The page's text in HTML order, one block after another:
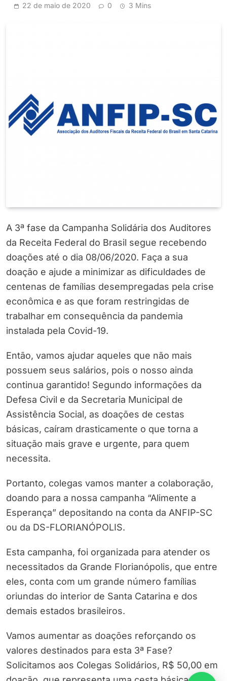
22 de maio de 2020 0 3 Mins
A 3ª fase da Campanha Solidária dos Auditores
da Receita Federal do Brasil segue recebendo
doações até o dia 08/06/2020. Faça a sua
doação e ajude a minimizar as dificuldades de
centenas de famílias desempregadas pela crise
econômica e as que foram restringidas de
trabalhar em consequência da pandemia
instalada pela Covid-19.
Então, vamos ajudar aqueles que não mais
possuem seus salários, pois o nosso ainda
continua garantido! Segundo informações da
Defesa Civil e da Secretaria Municipal de
Assistência Social, as doações de cestas
básicas, caíram drasticamente o que torna a
situação mais grave e urgente, para quem
necessita.
Portanto, colegas vamos manter a colaboração,
doando para a nossa campanha “Alimente a
Esperança” depositando na conta da ANFIP-SC
ou da DS-FLORIANÓPOLIS.
Esta campanha, foi organizada para atender os
necessitados da Grande Florianópolis, que entre
eles, conta com um grande número famílias
oriundas do interior de Santa Catarina e dos
demais estados brasileiros.
Vamos aumentar as doações reforçando os
valores destinados para esta 3ª Fase?
Solicitamos aos Colegas Solidários, R$ 50,00 em